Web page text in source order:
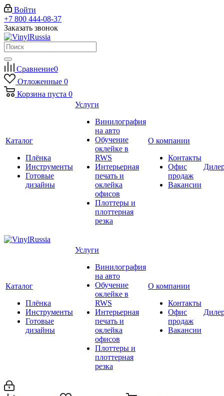
Войти
+7 800 444-08-37
Заказать звонок
Сравнение0
Отложенные 0
Корзина пуста 0
Каталог
Плёнка
Инструменты
Готовые
дизайны
Услуги
Винилография
на авто
Обучение
оклейке в
RWS
Интерьерная
печать и
оклейка
офисов
Плоттеры и
плоттерная
резка
О компании
Контакты
Офис
продаж
Вакансии
Каталог
Плёнка
Инструменты
Готовые
дизайны
Услуги
Винилография
на авто
Обучение
оклейке в
RWS
Интерьерная
печать и
оклейка
офисов
Плоттеры и
плоттерная
резка
О компании
Контакты
Офис
продаж
Вакансии